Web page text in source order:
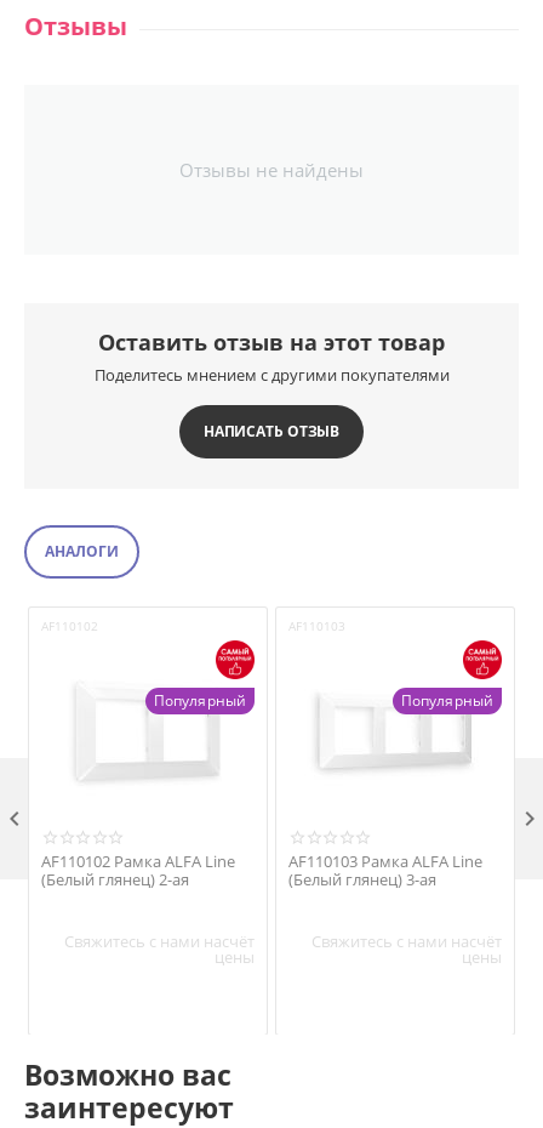
Отзывы
Отзывы не найдены
Оставить отзыв на этот товар
Поделитесь мнением с другими покупателями
НАПИСАТЬ ОТЗЫВ
АНАЛОГИ
AF110102
Популярный
AF110102 Рамка ALFA Line
(Белый глянец) 2-ая
Свяжитесь с нами насчёт
цены
AF110103
Популярный
AF110103 Рамка ALFA Line
(Белый глянец) 3-ая
Свяжитесь с нами насчёт
цены
 
Возможно вас
заинтересуют